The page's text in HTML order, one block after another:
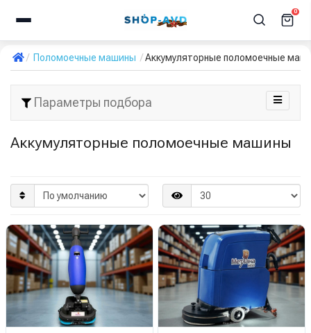
0
Поломоечные машины Аккумуляторные поломоечные
Параметры подбора
Аккумуляторные поломоечные машины